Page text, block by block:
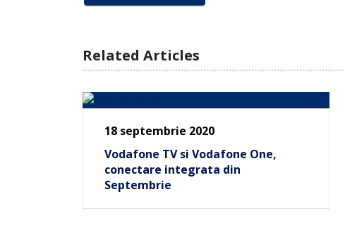
Related Articles
18 septembrie 2020
Vodafone TV si Vodafone One,
conectare integrata din
Septembrie